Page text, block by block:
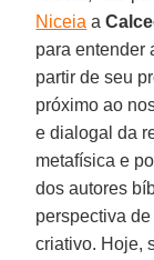
Niceia a
para entender
partir de seu
próximo ao
e dialogal da
metafísica e
dos autores
perspectiva
criativo. Hoje,